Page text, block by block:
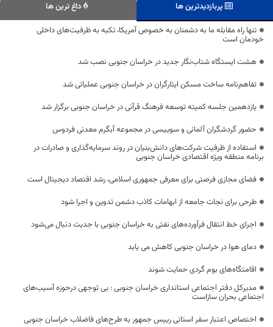
پربازدیدترین ها
داغ ترین ها
تنها راه مقابله ما به دشمنان به خصوص آمریکا، تکیه به ظرفیت‌های داخلی
خودمان است
هشت ایستگاه شتاب‌نگار جدید در خراسان جنوبی نصب شد
تفاهم‌نامه ساخت مسکن ایثارگران در خراسان جنوبی عملیاتی شد
یازدهمین جلسه کمیته توسعه فرهنگ قرآنی در خراسان جنوبی برگزار شد
حضور گردشگران آلمانی و سوییسی در مجموعه آبگرم معدنی فردوس
استفاده از ظرفیت شرکت‌های دانش‌بنیان در روند سرمایه‌گذاری و صادرات در
برنامه منطقه ویژه اقتصادی خراسان جنوبی
فضای مجازی فرصتی برای معرفی جمهوری اسلامی، رشد اقتصاد دیجیتال است
طرحی برای نجات جامعه از ابهامات کاذب دشمن تدوین و اجرا شود
اجرای خط انتقال فرآورده‌های نفتی به خراسان جنوبی با جدیت دنبال می‌شود
دمای هوا در خراسان جنوبی کاهش می یابد
اقامتگاه‌های بوم گردی حمایت شوند
مدیرکل دفتر اجتماعی استانداری خراسان جنوبی : بی توجهی درحوزه آسیب‌های
اجتماعی بحران سازاست
اختصاص اعتبار سفر استانی رییس جمهور به طرح‌های فاضلاب خراسان جنوبی